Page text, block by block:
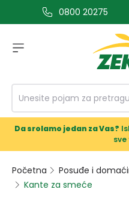
glavni sadržaj0800 20275
Da srolamo jedan za Vas?
sve
Početna Posuđe i
Kante za smeće